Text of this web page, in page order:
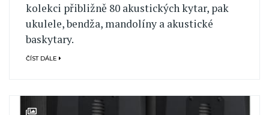
kolekci přibližně 80 akustických kytar, pak
ukulele, bendža, mandolíny a akustické
baskytary.
ČÍST DÁLE